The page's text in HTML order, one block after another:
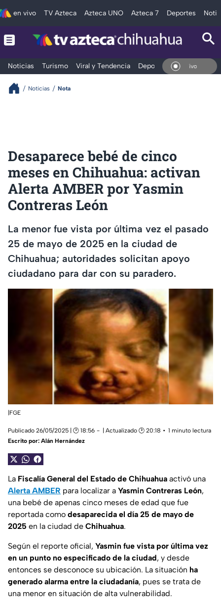
en vivo TV Azteca Azteca UNO Azteca 7 Deportes
Noticias Turismo Viral y Tendencia Deportes Espectáculos
En Vivo
Noticias Nota
Desaparece bebé de cinco
meses en Chihuahua: activan
Alerta AMBER por Yasmin
Contreras León
La menor fue vista por última vez el pasado
25 de mayo de 2025 en la ciudad de
Chihuahua; autoridades solicitan apoyo
ciudadano para dar con su paradero.
|FGE
Publicado 26/05/2025 | 🕑 18:56 | Actualizado 🕑 20:18
1 minuto lectura
Escrito por: Alán Hernández
La Fiscalía General del Estado de Chihuahua activó una
Alerta AMBER para localizar a Yasmin Contreras León,
una bebé de apenas cinco meses de edad que fue
reportada como desaparecida el día 25 de mayo de
2025 en la ciudad de Chihuahua.
Según el reporte oficial, Yasmin fue vista por última vez
en un punto no especificado de la ciudad, y desde
entonces se desconoce su ubicación. La situación ha
generado alarma entre la ciudadanía, pues se trata de
una menor en situación de alta vulnerabilidad.